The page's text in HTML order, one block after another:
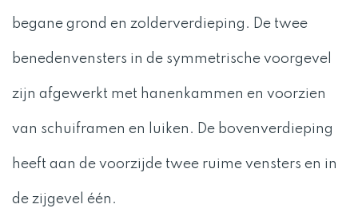
begane grond en zolderverdieping. De twee
benedenvensters in de symmetrische voorgevel
zijn afgewerkt met hanenkammen en voorzien
van schuiframen en luiken. De bovenverdieping
heeft aan de voorzijde twee ruime vensters en in
de zijgevel één.